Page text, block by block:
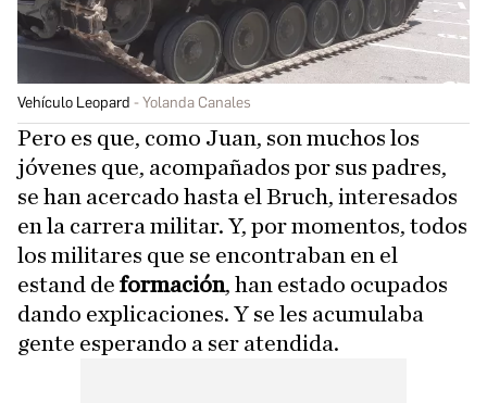
Vehículo Leopard Yolanda Canales
Pero es que, como Juan, son muchos los
jóvenes que, acompañados por sus padres,
se han acercado hasta el Bruch, interesados
en la carrera militar. Y, por momentos, todos
los militares que se encontraban en el
estand de formación, han estado ocupados
dando explicaciones. Y se les acumulaba
gente esperando a ser atendida.